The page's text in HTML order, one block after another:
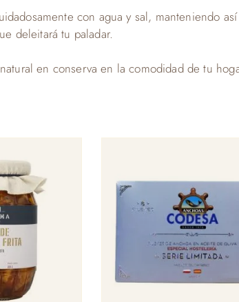
con agua y sal, manteniendo
deleitará tu paladar.
en conserva en la comodidad de tu